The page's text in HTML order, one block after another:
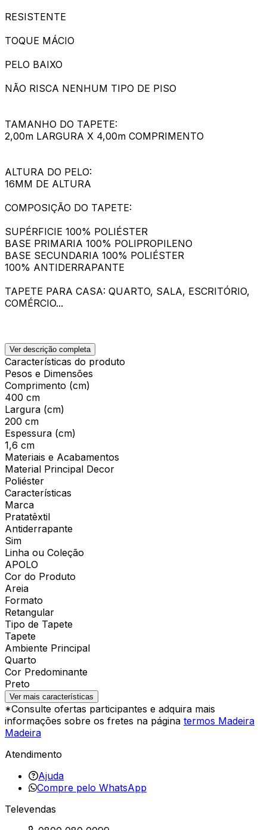
RESISTENTE
TOQUE MÁCIO
PELO BAIXO
NÃO RISCA NENHUM TIPO DE PISO
TAMANHO DO TAPETE:
2,00m LARGURA X 4,00m COMPRIMENTO
ALTURA DO PELO:
16MM DE ALTURA
COMPOSIÇÃO DO TAPETE:
SUPÉRFICIE 100% POLIÉSTER
BASE PRIMARIA 100% POLIPROPILENO
BASE SECUNDARIA 100% POLIÉSTER
100% ANTIDERRAPANTE
TAPETE PARA CASA: QUARTO, SALA, ESCRITÓRIO,
COMÉRCIO...
Ver descrição completa
Características do produto
Pesos e Dimensões
Comprimento (cm)
400 cm
Largura (cm)
200 cm
Espessura (cm)
1,6 cm
Materiais e Acabamentos
Material Principal Decor
Poliéster
Características
Marca
Pratatêxtil
Antiderrapante
Sim
Linha ou Coleção
APOLO
Cor do Produto
Areia
Formato
Retangular
Tipo de Tapete
Tapete
Ambiente Principal
Quarto
Cor Predominante
Preto
Ver mais características
*Consulte ofertas participantes e adquira mais
informações sobre os fretes na página termos Madeira
Madeira
Atendimento
Ajuda
Compre pelo WhatsApp
Televendas